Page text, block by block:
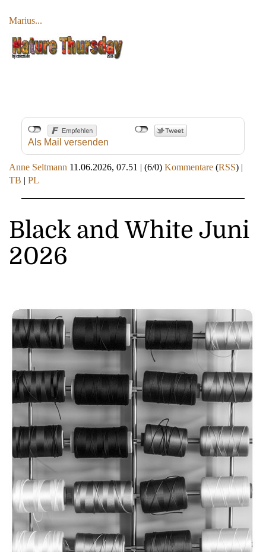
Marius...
Als Mail versenden
Anne Seltmann 11.06.2026, 07.51 (6/0) Kommentare (RSS) |
TB
PL
Black and White Juni
2026